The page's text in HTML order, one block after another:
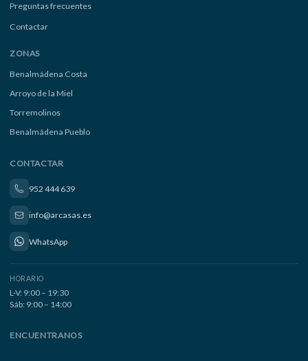
Preguntas frecuentes
Contactar
ZONAS
Benalmádena Costa
Arroyo de la Miel
Torremolinos
Benalmádena Pueblo
CONTACTAR
952 444 639
info@arcasas.es
WhatsApp
HORARIO
L-V: 9:00 – 19:30
Sáb: 9:00 – 14:00
ENCUENTRANOS